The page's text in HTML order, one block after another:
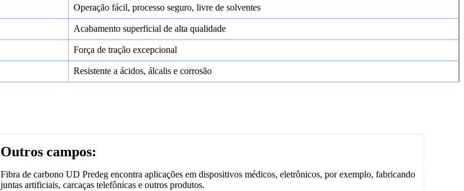
Operação fácil, processo seguro, livre de solventes
Acabamento superficial de alta qualidade
Força de tração excepcional
Resistente a ácidos, álcalis e corrosão
Outros campos:
Fibra de carbono UD Predeg encontra aplicações em dispositivos médicos, eletrônicos, por exemplo, fabricando
juntas artificiais, carcaças telefônicas e outros produtos.